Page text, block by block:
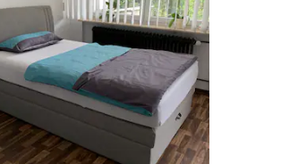
de 5, 199 reseñas